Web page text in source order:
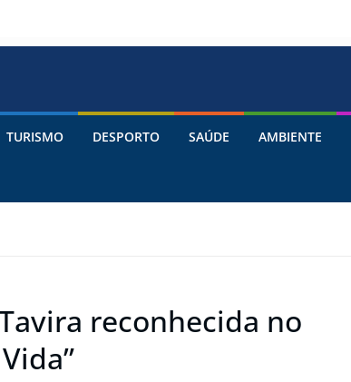
TURISMO DESPORTO SAÚDE AMBIENTE
reconhecida no